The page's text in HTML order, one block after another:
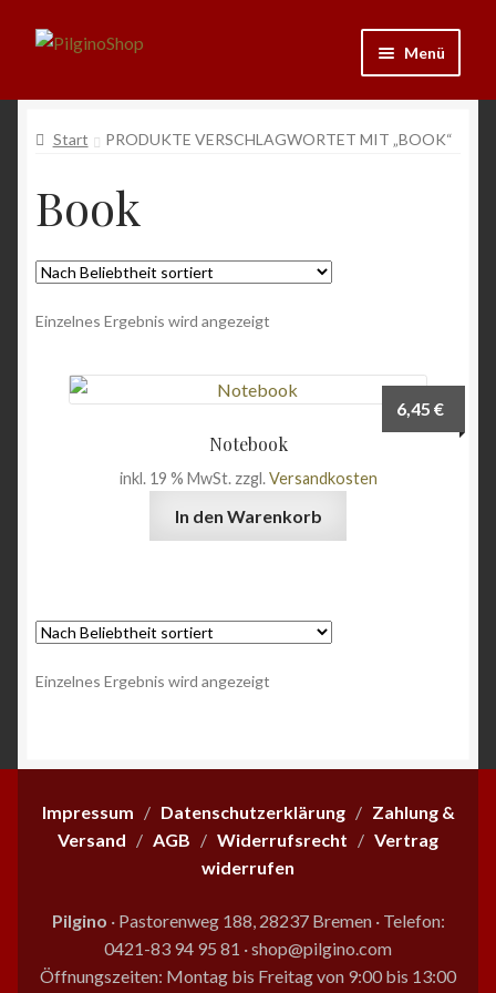
Zur
springen
Zum
springen
Menü
Kleidung
Bücher
Andenken
Start PRODUKTE VERSCHLAGWORTET MIT „BOOK“
Book
Einzelnes Ergebnis wird angezeigt
Notebook
6,45€
inkl. 19 % MwSt. zzgl.Versandkosten
In den Warenkorb
Einzelnes Ergebnis wird angezeigt
Impressum / Datenschutzerklärung/ Zahlung &
Versand / AGB / Widerrufsrecht / Vertrag
widerrufen
Pilgino · Pastorenweg 188, 28237 Bremen ·Telefon:
0421-83 94 95 81 ·shop@pilgino.com
Öffnungszeiten: Montag bis Freitag von 9:00 bis 13:00